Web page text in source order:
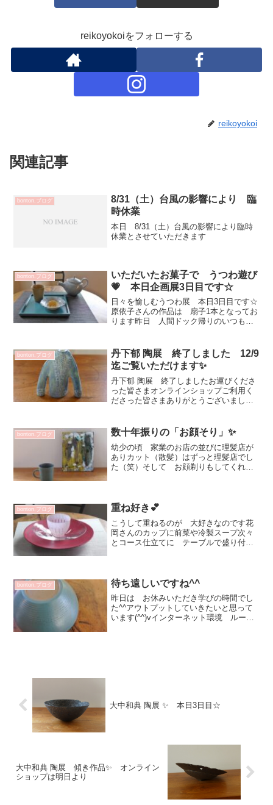
reikoyokoiをフォローする
reikoyokoi
関連記事
bonton.ブログ
8/31（土）台風の影響により 臨
時休業
本日 8/31（土）台風の影響により臨時
休業とさせていただきます
bonton.ブログ
いただいたお菓子で うつわ遊び
💗 本日企画展3日目です☆
日々を愉しむうつわ展 本日3日目です☆
原依子さんの作品は 扇子1本となってお
ります昨日 人間ドック帰りのいつもキ
は 菅原さんの角トレーに山田晶さんの
カップお菓子を原稔...
bonton.ブログ
丹下郁 陶展 終了しました 12/9
迄ご覧いただけます✨
丹下郁 陶展 終了しましたお運びくださ
った皆さまオンラインショップご利用く
ださった皆さまありがとうございました
き続き 12/9（月）までご覧いただけま
すこの機会に是非！...
bonton.ブログ 数十年振りの「お顔そり」✨
幼少の頃 家業のお店の並びに理髪店が
ありカット（散髪）はずっと理髪店でし
た（笑）そして お顔剃りもしてくれる
と気になっていたのです...
bonton.ブログ 重ね好き💕
こうして重ねるのが 大好きなのです花
岡さんのカップに前菜や冷製スープ次々
とコース仕立てに テーブルで盛り付け
てなし感出る(^^)v山...
bonton.ブログ 待ち遠しいですね^^
昨日は お休みいただき学びの時間でし
た^^アウトプットしていきたいと思って
います(^^)vインターネット環境 ルータ
大中和典 陶展 ✨ 本日3日目☆
大中和典 陶展 傾き作品✨ オンライン
ショップは明日より